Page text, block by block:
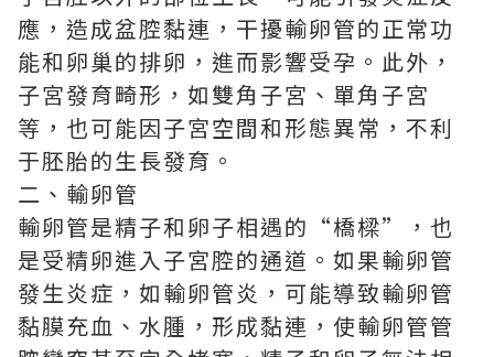
應，造成盆腔黏連，干擾輸卵管的正常功
能和卵巢的排卵，進而影響受孕。此外，
子宮發育畸形，如雙角子宮、單角子宮
等，也可能因子宮空間和形態異常，不利
于胚胎的生長發育。
二、輸卵管
輸卵管是精子和卵子相遇的“橋樑”，也
是受精卵進入子宮腔的通道。如果輸卵管
發生炎症，如輸卵管炎，可能導致輸卵管
黏膜充血、水腫，形成黏連，使輸卵管管